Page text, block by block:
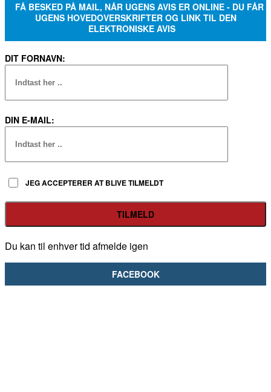
FÅ BESKED PÅ MAIL, NÅR UGENS AVIS ER ONLINE - DU FÅR
UGENS HOVEDOVERSKRIFTER OG LINK TIL DEN
ELEKTRONISKE AVIS
DIT FORNAVN:
DIN E-MAIL:
JEG ACCEPTERER AT BLIVE TILMELDT
Du kan til enhver tid afmelde igen
FACEBOOK